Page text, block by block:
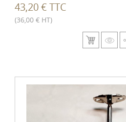
43,20 € TTC
(36,00 € HT)